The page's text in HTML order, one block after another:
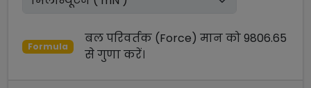
Formula
बल परिवर्तक (Force) मान को9806.65
सेगुणाकरें।